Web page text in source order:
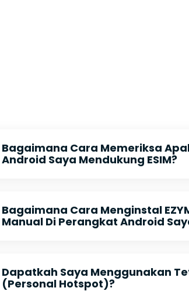
Bagaimana Cara Memeriksa
Android Saya Mendukung ESIM?
Bagaimana Cara Menginstal
Manual Di Perangkat Android
Dapatkah Saya Menggunakan
(Personal Hotspot)?